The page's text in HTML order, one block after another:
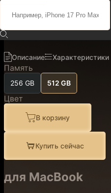
101 100 ₽85 900 ₽
Описание
Характеристики
Память
256 GB 512 GB
Цвет
В корзину
Купить сейчас
для MacBook